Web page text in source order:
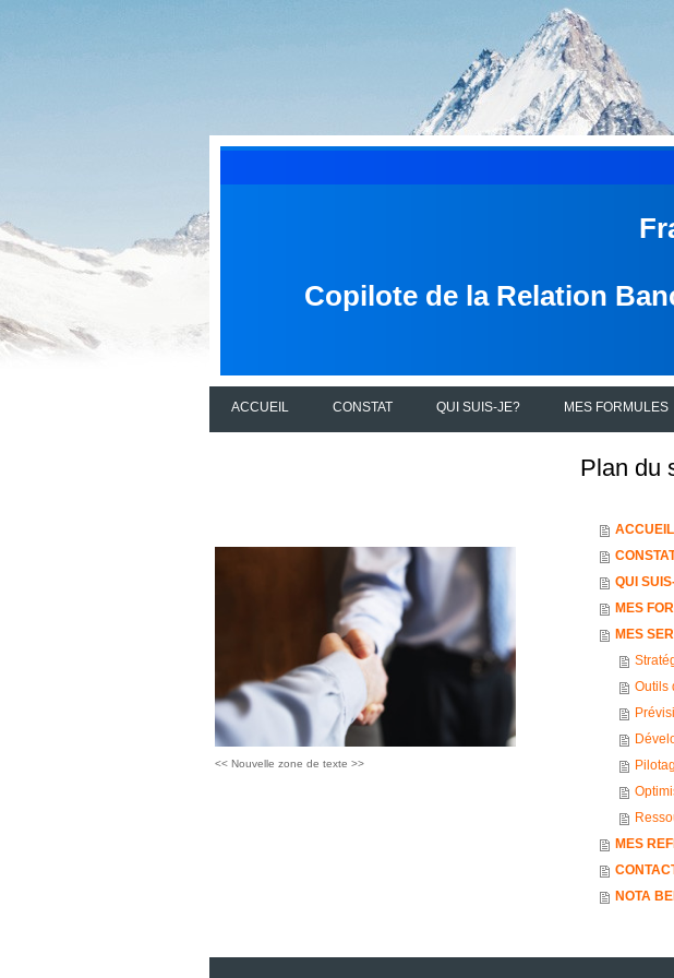
Copilote de la Relation
ACCUEIL CONSTAT QUI SUIS-JE? MES FORMULES
<< Nouvelle zone de texte >>
Plan du
ACCUEIL
QUI
MES
MES
Outils
MES
NOTA